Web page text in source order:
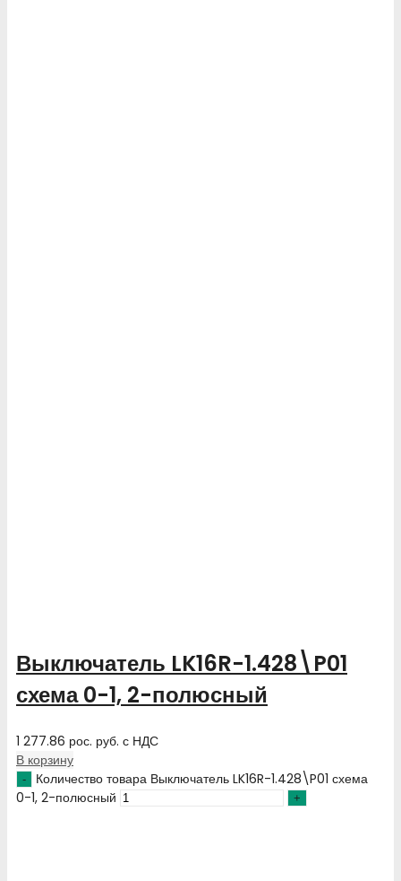
Выключатель LK16R-1.428\P01
схема 0-1, 2-полюсный
1 277.86 рос. руб. с НДС
В корзину
Количество товара Выключатель LK16R-1.428\P01 схема
0-1, 2-полюсный